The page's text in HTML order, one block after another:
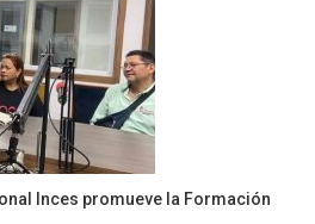
Inces promueve la Formación